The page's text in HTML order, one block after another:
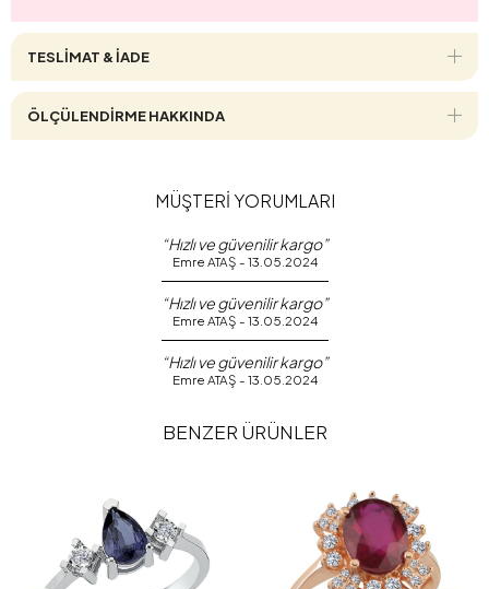
TESLİMAT & İADE
ÖLÇÜLENDİRME HAKKINDA
MÜŞTERİ YORUMLARI
“Hızlı ve güvenilir kargo”
Emre ATAŞ - 13.05.2024
“Hızlı ve güvenilir kargo”
Emre ATAŞ - 13.05.2024
“Hızlı ve güvenilir kargo”
Emre ATAŞ - 13.05.2024
BENZER ÜRÜNLER